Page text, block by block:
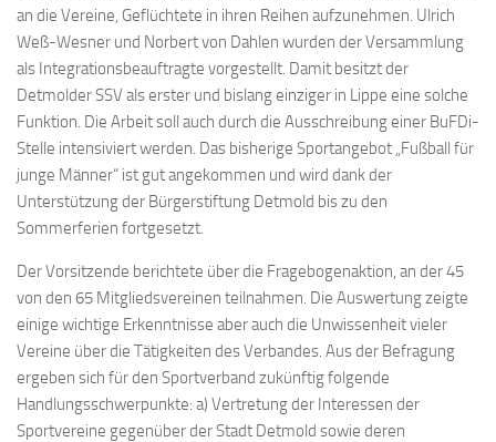
an die Vereine, Geflüchtete in ihren Reihen aufzunehmen. Ulrich
Weß-Wesner und Norbert von Dahlen wurden der Versammlung
als Integrationsbeauftragte vorgestellt. Damit besitzt der
Detmolder SSV als erster und bislang einziger in Lippe eine solche
Funktion. Die Arbeit soll auch durch die Ausschreibung einer BuFDi-
Stelle intensiviert werden. Das bisherige Sportangebot „Fußball für
junge Männer“ ist gut angekommen und wird dank der
Unterstützung der Bürgerstiftung Detmold bis zu den
Sommerferien fortgesetzt.
Der Vorsitzende berichtete über die Fragebogenaktion, an der 45
von den 65 Mitgliedsvereinen teilnahmen. Die Auswertung zeigte
einige wichtige Erkenntnisse aber auch die Unwissenheit vieler
Vereine über die Tätigkeiten des Verbandes. Aus der Befragung
ergeben sich für den Sportverband zukünftig folgende
Handlungsschwerpunkte: a) Vertretung der Interessen der
Sportvereine gegenüber der Stadt Detmold sowie deren